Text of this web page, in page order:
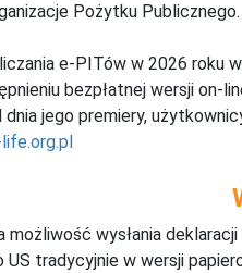
Pożytku Publicznego.
e-PITów w 2026 roku
bezpłatnej wersji on-
jego premiery,
możliwość wysłania
tradycyjnie w wersji